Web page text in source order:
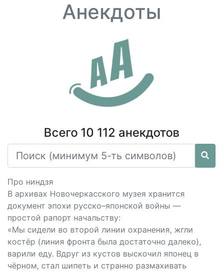
Анекдоты
Всего 10 112 анекдотов
Про ниндзя
В архивах Новочеркасского музея хранится
документ эпохи русско–японской войны —
простой рапорт начальству:
«Мы сидели во второй линии охранения, жгли
костёр (линия фронта была достаточно далеко),
варили еду. Вдруг из кустов выскочил японец в
чёрном, стал шипеть и странно размахивать